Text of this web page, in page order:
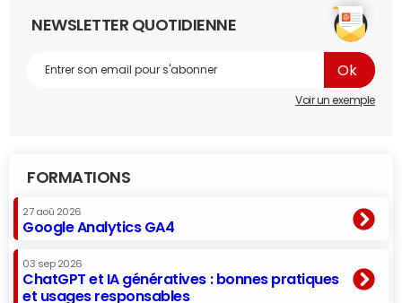
NEWSLETTER QUOTIDIENNE
Voir un exemple
FORMATIONS
27 aoû 2026
Google Analytics GA4
03 sep 2026
ChatGPT et IA génératives : bonnes pratiques
et usages responsables